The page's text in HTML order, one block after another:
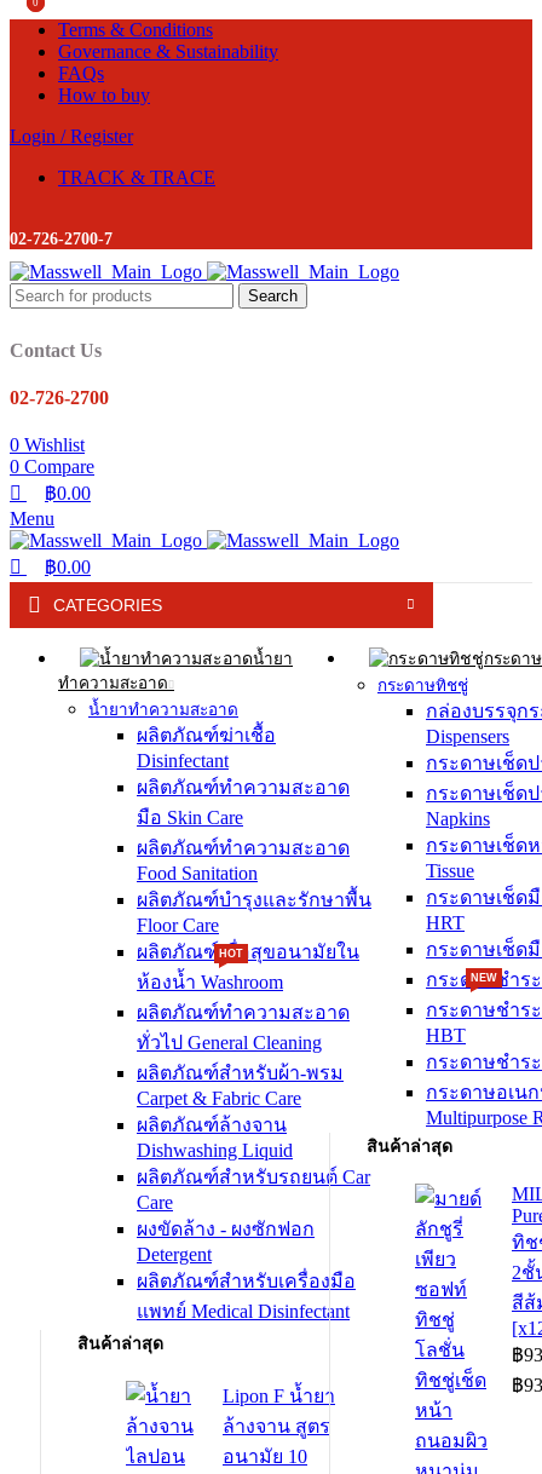
Terms & Conditions
Governance & Sustainability
FAQs
How to buy
Login / Register
TRACK & TRACE
02-726-2700-7
Search
Contact Us
02-726-2700
0 Wishlist
0 Compare
0
฿0.00
Menu
0
฿0.00
CATEGORIES
น้ำยา
ทำความสะอาด
น้ำยาทำความสะอาด
HOT
ผลิตภัณฑ์ฆ่าเชื้อ
Disinfectant
ผลิตภัณฑ์ทำความสะอาด
มือ Skin Care
ผลิตภัณฑ์ทำความสะอาด
Food Sanitation
ผลิตภัณฑ์บำรุงและรักษาพื้น
Floor Care
ผลิตภัณฑ์เพื่อสุขอนามัยใน
ห้องน้ำ Washroom
ผลิตภัณฑ์ทำความสะอาด
ทั่วไป General Cleaning
ผลิตภัณฑ์สำหรับผ้า-พรม
Carpet & Fabric Care
ผลิตภัณฑ์ล้างจาน
Dishwashing Liquid
ผลิตภัณฑ์สำหรับรถยนต์ Car
Care
ผงขัดล้าง - ผงซักฟอก
Detergent
ผลิตภัณฑ์สำหรับเครื่องมือ
แพทย์ Medical Disinfectant
สินค้าล่าสุด
Lipon F น้ำยา
ล้างจาน สูตร
อนามัย 10
กระดา
กระดาษทิชชู่
กล่องบรรจุก
Dispensers
กระดาษเช็ดป
กระดาษเช็ดป
Napkins
NEW
กระดาษเช็ดห
Tissue
กระดาษเช็ด
HRT
กระดาษเช็ด
กระดาษชำร
กระดาษชำร
HBT
กระดาษชำร
กระดาษอเน
Multipurpose
สินค้าล่าสุด
ทิช
2ชั้
สีส้
฿
฿